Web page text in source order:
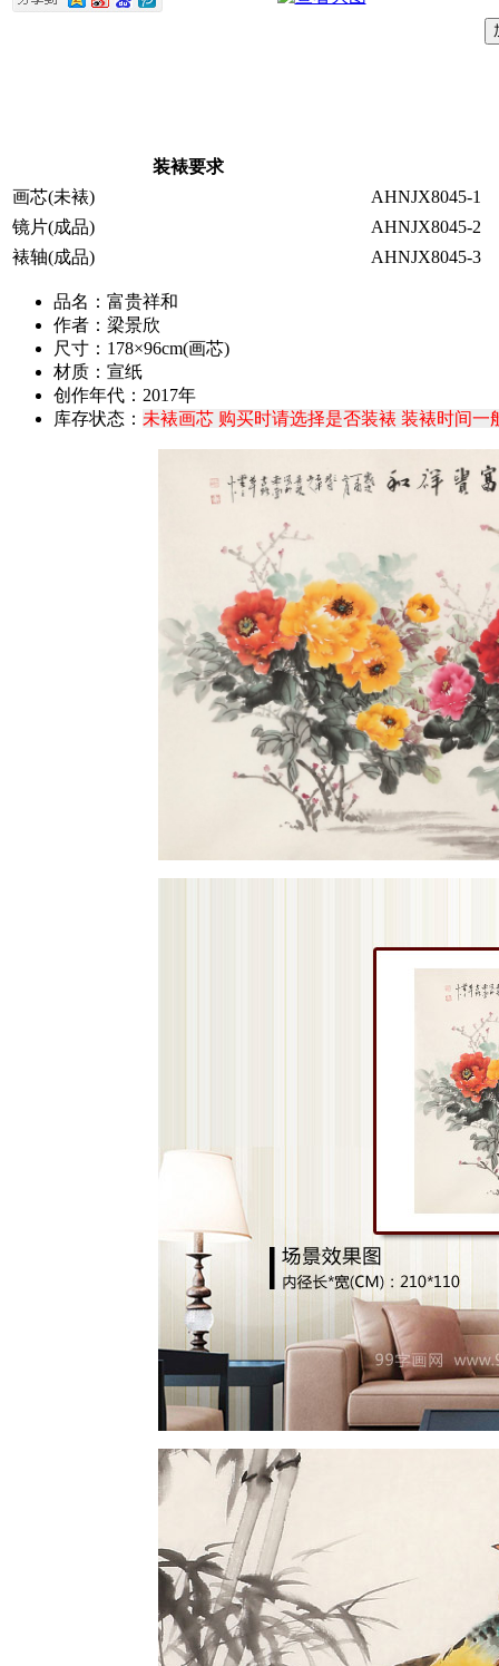
装裱要求
画芯(未裱)
AHNJX8045-1
镜片(成品)
AHNJX8045-2
裱轴(成品)
AHNJX8045-3
品名：富贵祥和
作者：梁景欣
尺寸：178×96cm(画芯)
材质：宣纸
创作年代：2017年
库存状态： 未裱画芯 购买时请选择是否装裱 装裱时间一